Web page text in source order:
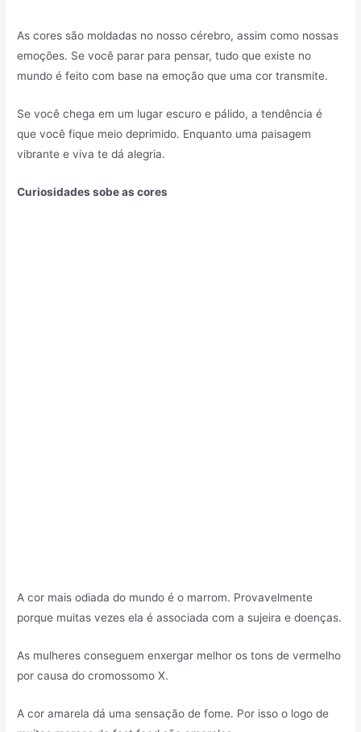
As cores são moldadas no nosso cérebro, assim como nossas
emoções. Se você parar para pensar, tudo que existe no
mundo é feito com base na emoção que uma cor transmite.
Se você chega em um lugar escuro e pálido, a tendência é
que você fique meio deprimido. Enquanto uma paisagem
vibrante e viva te dá alegria.
Curiosidades sobe as cores
A cor mais odiada do mundo é o marrom. Provavelmente
porque muitas vezes ela é associada com a sujeira e doenças.
As mulheres conseguem enxergar melhor os tons de vermelho
por causa do cromossomo X.
A cor amarela dá uma sensação de fome. Por isso o logo de